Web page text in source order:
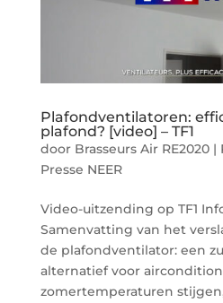
Plafondventilatoren:
plafond? [video] – TF1
door Brasseurs Air RE2020|
Presse NEER
Video-uitzending op TF1
Samenvatting van het
de plafondventilator: een
alternatief voor
zomertemperaturen